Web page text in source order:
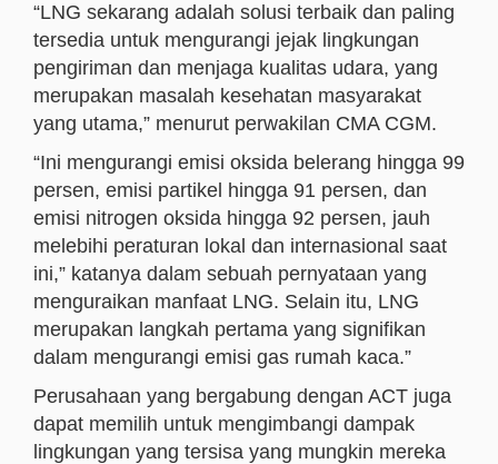
“LNG sekarang adalah solusi terbaik dan paling
tersedia untuk mengurangi jejak lingkungan
pengiriman dan menjaga kualitas udara, yang
merupakan masalah kesehatan masyarakat
yang utama,” menurut perwakilan CMA CGM.
“Ini mengurangi emisi oksida belerang hingga 99
persen, emisi partikel hingga 91 persen, dan
emisi nitrogen oksida hingga 92 persen, jauh
melebihi peraturan lokal dan internasional saat
ini,” katanya dalam sebuah pernyataan yang
menguraikan manfaat LNG. Selain itu, LNG
merupakan langkah pertama yang signifikan
dalam mengurangi emisi gas rumah kaca.”
Perusahaan yang bergabung dengan ACT juga
dapat memilih untuk mengimbangi dampak
lingkungan yang tersisa yang mungkin mereka